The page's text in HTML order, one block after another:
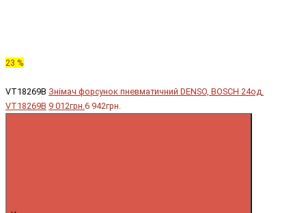
23 %
VT18269B Знімач форсунок пневматичний DENSO, BOSCH 24од.
VT18269B 9 012грн.6 942грн.